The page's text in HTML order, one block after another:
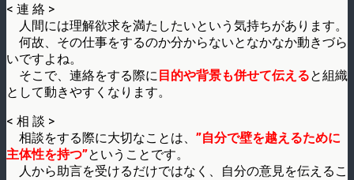
< 連 絡 >
人間には理解欲求を満たしたいという気持ちがあります。
何故、その仕事をするのか分からないとなかなか動きづら
いですよね。
そこで、連絡をする際に目的や背景も併せて伝えると組織
として動きやすくなります。
< 相 談 >
相談をする際に大切なことは、 ”自分で壁を越えるために
主体性を持つ”ということです。
人から助言を受けるだけではなく、自分の意見を伝えるこ